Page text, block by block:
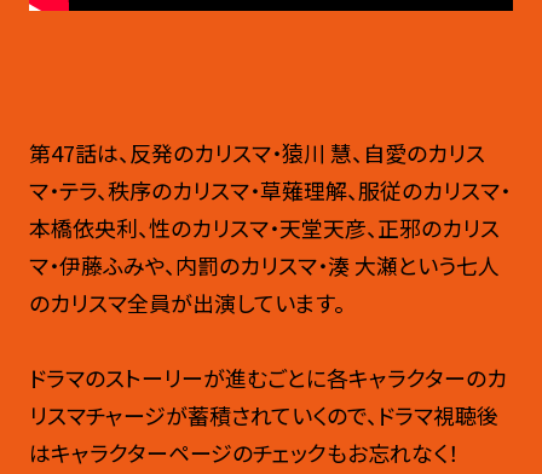
第47話は、反発のカリスマ・猿川 慧、自愛のカリス
マ・テラ、秩序のカリスマ・草薙理解、服従のカリスマ・
本橋依央利、性のカリスマ・天堂天彦、正邪のカリス
マ・伊藤ふみや、内罰のカリスマ・湊 大瀬という七人
のカリスマ全員が出演しています。
ドラマのストーリーが進むごとに各キャラクターのカ
リスマチャージが蓄積されていくので、ドラマ視聴後
はキャラクターページのチェックもお忘れなく！